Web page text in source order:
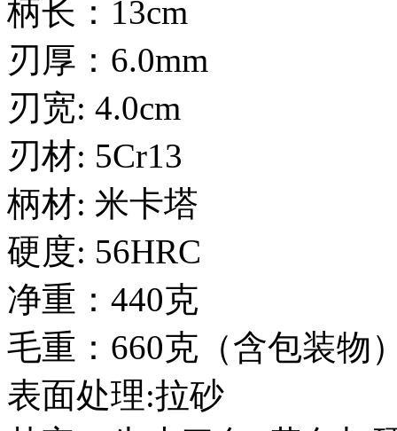
柄长：13cm
刃厚：6.0mm
刃宽: 4.0cm
刃材: 5Cr13
柄材: 米卡塔
硬度: 56HRC
净重：440克
毛重：660克（含包装物
表面处理:拉砂